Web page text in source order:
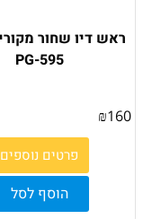
PG-595
₪160
פרטים נוספים
הוסף לסל